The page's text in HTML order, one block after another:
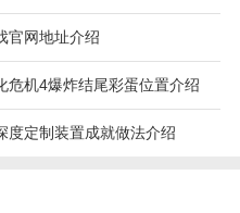
攻略(冒险世界手游人物攻略)
拟野外生存游戏大全)
官网地址介绍
机4爆炸结尾彩蛋位置介绍
定制装置成就做法介绍